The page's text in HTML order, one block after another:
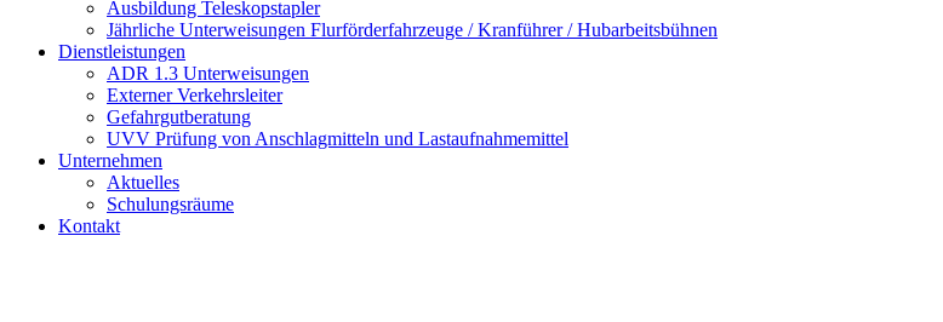
Ausbildung Teleskopstapler
Jährliche Unterweisungen Flurförderfahrzeuge / Kranführer / Hubarbeitsbühnen
Dienstleistungen
ADR 1.3 Unterweisungen
Externer Verkehrsleiter
Gefahrgutberatung
UVV Prüfung von Anschlagmitteln und Lastaufnahmemittel
Unternehmen
Aktuelles
Schulungsräume
Kontakt